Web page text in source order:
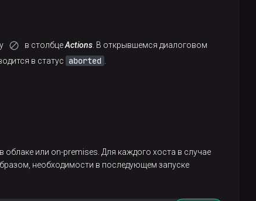
в столбцеActions . В открывшемся диалоговом
в статус aborted
облаке или on-premises. Для каждого хоста в случае
необходимости в последующем запуске